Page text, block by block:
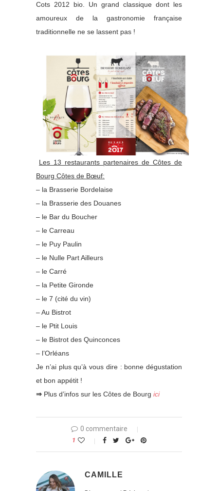
Cots 2012 bio. Un grand classique dont les
amoureux de la gastronomie française
traditionnelle ne se lassent pas !
Les 13 restaurants partenaires de Côtes de
Bourg Côtes de Bœuf:
– la Brasserie Bordelaise
– la Brasserie des Douanes
– le Bar du Boucher
– le Carreau
– le Puy Paulin
– le Nulle Part Ailleurs
– le Carré
– la Petite Gironde
– le 7 (cité du vin)
– Au Bistrot
– le Ptit Louis
– le Bistrot des Quinconces
– l’Orléans
Je n’ai plus qu’à vous dire : bonne dégustation
et bon appétit !
⇒ Plus d’infos sur les Côtes de Bourg ici
0 commentaire
1
CAMILLE